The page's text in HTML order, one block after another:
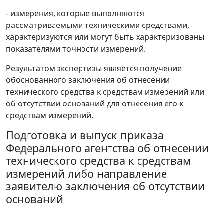
- измерения, которые выполняются
рассматриваемыми техническими средствами,
характеризуются или могут быть характеризованы
показателями точности измерений.
Результатом экспертизы является получение
обоснованного заключения об отнесении
технического средства к средствам измерений или
об отсутствии оснований для отнесения его к
средствам измерений.
Подготовка и выпуск приказа
Федерального агентства об отнесении
технического средства к средствам
измерений либо направление
заявителю заключения об отсутствии
оснований